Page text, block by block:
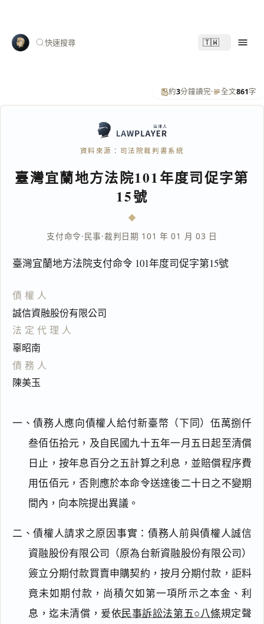
快速搜尋 🇹🇼
約3分鐘讀完· 全文861字
資料來源：司法院裁判書系統
臺灣宜蘭地方法院101年度司促字第
15號
支付命令·民事·裁判日期 101 年 01 月 03 日
臺灣宜蘭地方法院支付命令 101年度司促字第15號
債權人
誠信資融股份有限公司
法定代理人
辜昭南
債務人
陳美玉
一、債務人應向債權人給付新臺幣（下同）伍萬捌仟
叁佰伍拾元，及自民國九十五年一月五日起至清償
日止，按年息百分之五計算之利息，並賠償程序費
用伍佰元，否則應於本命令送達後二十日之不變期
間內，向本院提出異議。
二、債權人請求之原因事實：債務人前與債權人誠信
資融股份有限公司（原為台新資融股份有限公司）
簽立分期付款買賣申購契約，按月分期付款，詎料
竟未如期付款，尚積欠如第一項所示之本金、利
息，迄未清償，爰依民事訴訟法第五○八條規定聲